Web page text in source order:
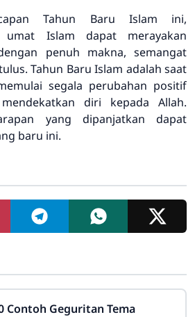
Tahun Baru Islam ini,
umat Islam dapat merayakan
penuh makna, semangat
Tahun Baru Islam adalah saat
segala perubahan positif
diri kepada Allah.
yang dipanjatkan dapat
baru ini.
Contoh Geguritan Tema